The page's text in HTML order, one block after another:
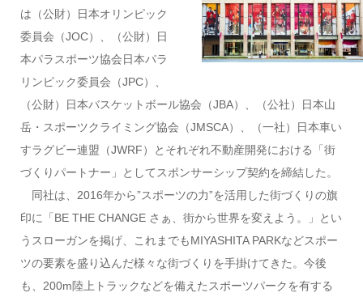
は（公財）日本オリンピック
委員会（JOC）、（公財）日
本パラスポーツ協会日本パラ
リンピック委員会（JPC）、
（公財）日本バスケットボール協会（JBA）、（公社）日本山
岳・スポーツクライミング協会（JMSCA）、（一社）日本車い
すラグビー連盟（JWRF）とそれぞれ不動産開発における「街
づくりパートナー」としてスポンサーシップ契約を締結した。
同社は、2016年から”スポーツの力”を活用した街づくりの旗
印に「BE THE CHANGE さぁ、街から世界を変えよう。」とい
うスローガンを掲げ、これまでもMIYASHITA PARKなどスポー
ツの要素を盛り込んだ様々な街づくりを手掛けてきた。今後
も、200m陸上トラックなどを備えたスポーツパークを有する